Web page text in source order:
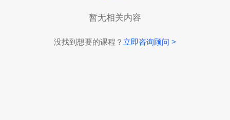
暂无相关内容
没找到想要的课程？ 立即咨询顾问 >